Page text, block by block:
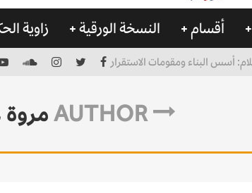
أقسام النسخة الورقية زاوية
أسس البناء ومقومات الاستقرار
AUTHOR مروة